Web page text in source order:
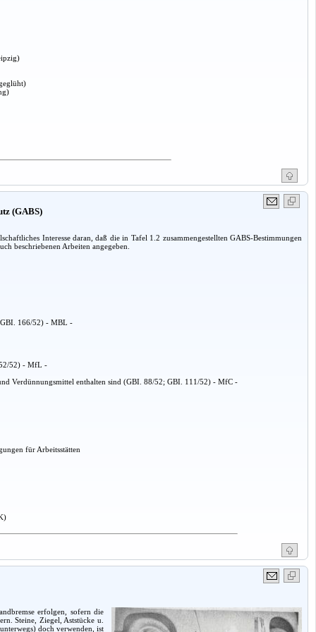
(GABS)
Interesse daran, daß die in Tafel 1.2 zusammengestellten GABS-Bestimmungen
beschriebenen Arbeiten angegeben.
166/52) - MBL -
52) - MfL -
Verdünnungsmittel enthalten sind (GBI. 88/52; GBI. 111/52) - MfC -
für Arbeitsstätten
erfolgen, sofern die
Steine, Ziegel, Aststücke u.
doch verwenden, ist